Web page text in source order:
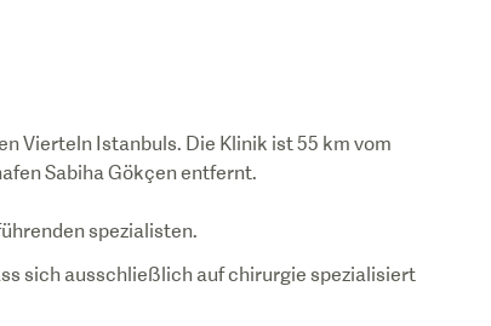
Vierteln Istanbuls. Die Klinik ist 55 km vom
spezialisten.
sich ausschließlich auf chirurgie spezialisiert